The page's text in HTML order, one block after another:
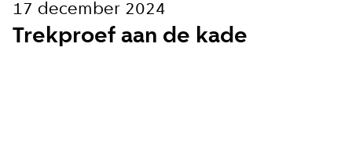
Maandelijks
Trekproef aan de kade
17 december 2024